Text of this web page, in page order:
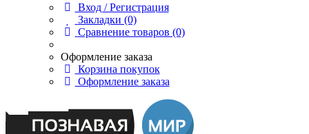
Вход / Регистрация
Закладки (0)
Сравнение товаров (0)
Оформление заказа
Корзина покупок
Оформление заказа